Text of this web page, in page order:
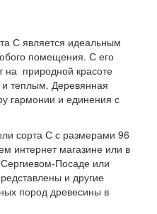
С является идеальным
помещения. С его
природной красоте
теплым. Деревянная
гармонии и единения с
сорта С с размерами 96
интернет магазине или в
Посаде или
и другие
пород древесины в